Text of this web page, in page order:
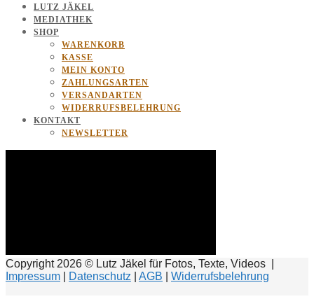
LUTZ JÄKEL
MEDIATHEK
SHOP
WARENKORB
KASSE
MEIN KONTO
ZAHLUNGSARTEN
VERSANDARTEN
WIDERRUFSBELEHRUNG
KONTAKT
NEWSLETTER
Copyright 2026 © Lutz Jäkel für Fotos, Texte, Videos |
Impressum
Datenschutz AGB Widerrufsbelehrung